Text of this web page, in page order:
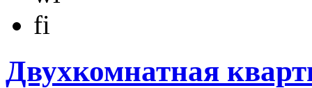
Двухкомнатная